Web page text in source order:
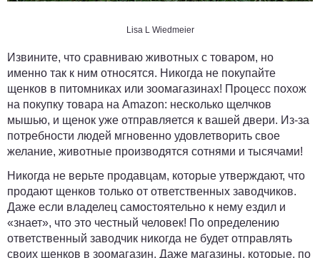
Lisa L Wiedmeier
Извините, что сравниваю животных с товаром, но
именно так к ним относятся. Никогда не покупайте
щенков в питомниках или зоомагазинах! Процесс похож
на покупку товара на Amazon: несколько щелчков
мышью, и щенок уже отправляется к вашей двери. Из-за
потребности людей мгновенно удовлетворить свое
желание, животные производятся сотнями и тысячами!
Никогда не верьте продавцам, которые утверждают, что
продают щенков только от ответственных заводчиков.
Даже если владелец самостоятельно к нему ездил и
«знает», что это честный человек! По определению
ответственный заводчик никогда не будет отправлять
своих щенков в зоомагазин. Даже магазины, которые, по